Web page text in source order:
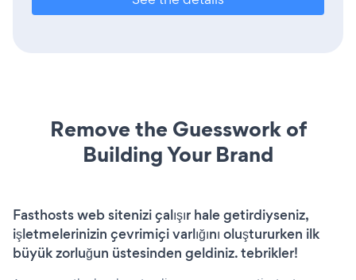
Remove the Guesswork of
Building Your Brand
Fasthosts web sitenizi çalışır hale getirdiyseniz,
işletmelerinizin çevrimiçi varlığını oluştururken ilk
büyük zorluğun üstesinden geldiniz. tebrikler!